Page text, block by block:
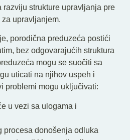
razviju strukture upravljanja pre
upravljanjem.
porodična preduzeća postići
bez odgovarajućih struktura
mogu se suočiti sa
uticati na njihov uspeh i
problemi mogu uključivati:
u vezi sa ulogama i
procesa donošenja odluka